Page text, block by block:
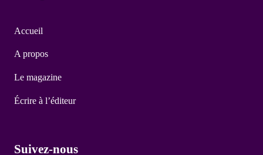
Accueil
A propos
Le magazine
Écrire à l’éditeur
Suivez-nous